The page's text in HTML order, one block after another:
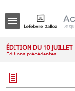
ÉDITION DU 10 JUILLET
Éditions précédentes